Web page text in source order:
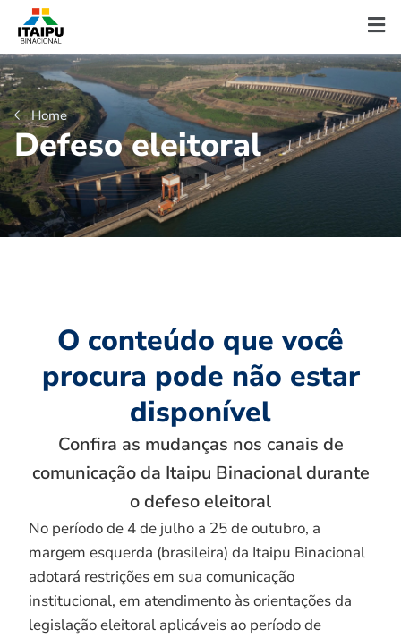
Home
Defeso eleitoral
O conteúdo que você
procura pode não estar
disponível
Confira as mudanças nos canais de
comunicação da Itaipu Binacional durante
o defeso eleitoral
No período de 4 de julho a 25 de outubro, a
margem esquerda (brasileira) da Itaipu Binacional
adotará restrições em sua comunicação
institucional, em atendimento às orientações da
legislação eleitoral aplicáveis ao período de